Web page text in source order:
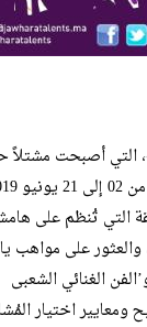
أصبحت مشتلاً
التي تُنظم على
على مواهب
الغنائي الشعبى
اختيار